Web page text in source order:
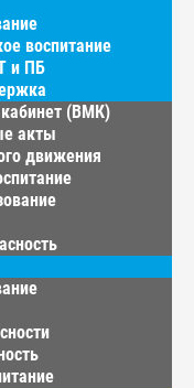
воспитание
и ПБ
(ВМК)
акты
движения